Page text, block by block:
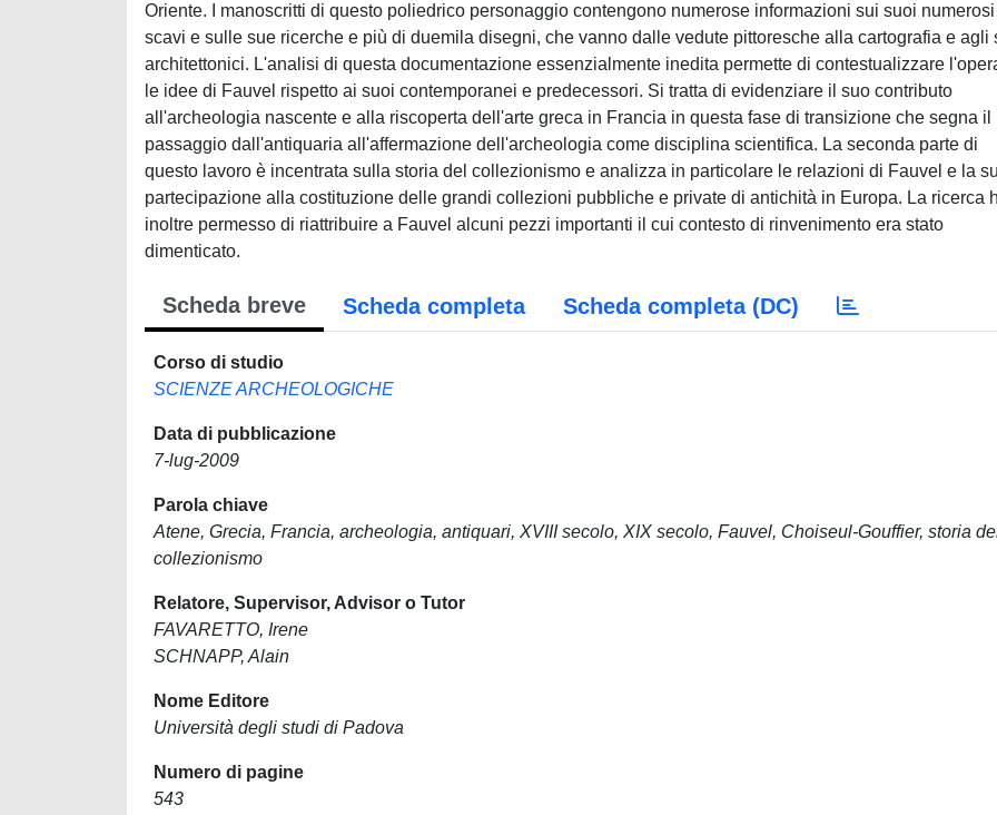
Oriente. I manoscritti di questo poliedrico personaggio contengono numerose informazioni sui suoi numerosi
scavi e sulle sue ricerche e più di duemila disegni, che vanno dalle vedute pittoresche alla cartografia e agli
architettonici. L'analisi di questa documentazione essenzialmente inedita permette di contestualizzare
le idee di Fauvel rispetto ai suoi contemporanei e predecessori. Si tratta di evidenziare il suo contributo
all'archeologia nascente e alla riscoperta dell'arte greca in Francia in questa fase di transizione che segna il
passaggio dall'antiquaria all'affermazione dell'archeologia come disciplina scientifica. La seconda parte di
questo lavoro è incentrata sulla storia del collezionismo e analizza in particolare le relazioni di Fauvel e la
partecipazione alla costituzione delle grandi collezioni pubbliche e private di antichità in Europa. La ricerca
inoltre permesso di riattribuire a Fauvel alcuni pezzi importanti il cui contesto di rinvenimento era stato
dimenticato.
Scheda breve Scheda completa Scheda completa (DC)
Corso di studio
SCIENZE ARCHEOLOGICHE
Data di pubblicazione
7-lug-2009
Parola chiave
Atene, Grecia, Francia, archeologia, antiquari, XVIII secolo, XIX secolo, Fauvel, Choiseul-Gouffier, storia
collezionismo
Relatore, Supervisor, Advisor o Tutor
FAVARETTO, Irene
SCHNAPP, Alain
Nome Editore
Università degli studi di Padova
Numero di pagine
543